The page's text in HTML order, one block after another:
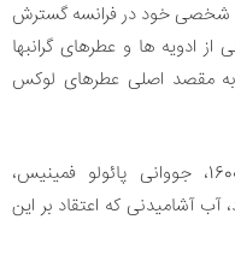
شخصی خود در فرانسه گسترش
از ادویه ها و عطرهای گرانبها
به مقصد اصلی عطرهای لوکس
گزارش شده است که در پایان سال 1600، جووانی پائولو فمینیس،
آب آشامیدنی که اعتقاد بر این